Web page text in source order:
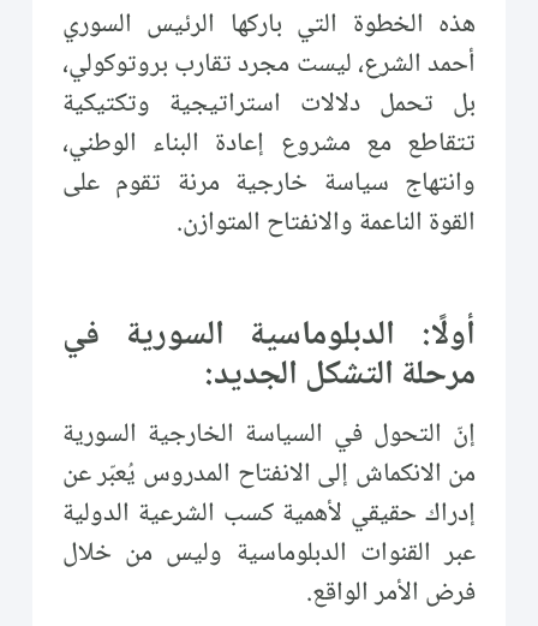
هذه الخطوة التي باركها الرئيس السوري
أحمد الشرع، ليست مجرد تقارب بروتوكولي،
بل تحمل دلالات استراتيجية وتكتيكية
تتقاطع مع مشروع إعادة البناء الوطني،
وانتهاج سياسة خارجية مرنة تقوم على
القوة الناعمة والانفتاح المتوازن.
أولًا: الدبلوماسية السورية في
مرحلة التشكل الجديد:
إنّ التحول في السياسة الخارجية السورية
من الانكماش إلى الانفتاح المدروس يُعبّر عن
إدراك حقيقي لأهمية كسب الشرعية الدولية
عبر القنوات الدبلوماسية وليس من خلال
فرض الأمر الواقع.